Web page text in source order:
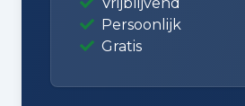
Persoonlijk
Gratis